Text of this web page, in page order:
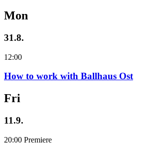
Mon
31.8.
12:00
How to work with Ballhaus Ost
Fri
11.9.
20:00 Premiere